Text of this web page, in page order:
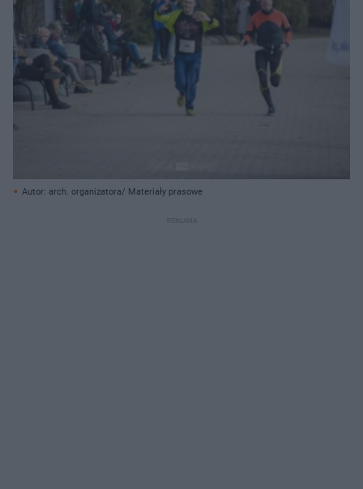
Autor: arch. organizatora/ Materiały prasowe